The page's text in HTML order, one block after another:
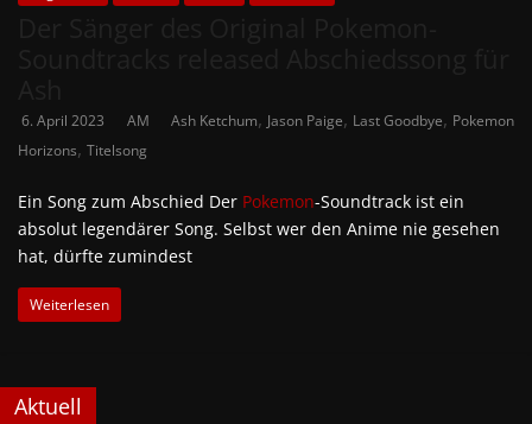
6. April 2023 AM Ash Ketchum, Jason Paige, Last Goodbye, Pokemon
Horizons, Titelsong
Ein Song zum Abschied Der Pokemon-Soundtrack ist ein
absolut legendärer Song. Selbst wer den Anime nie gesehen
hat, dürfte zumindest
Weiterlesen
Aktuell